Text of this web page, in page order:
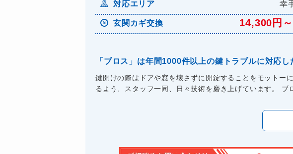
対応エリア 幸
玄関カギ交換 14,300円
「ブロス」は年間1000件以上の鍵トラブルに対応
鍵開けの際はドアや窓を壊さずに開錠することをモットー
るよう、スタッフ一同、日々技術を磨き上げています。 ブ